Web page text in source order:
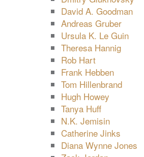
David A. Goodman
Andreas Gruber
Ursula K. Le Guin
Theresa Hannig
Rob Hart
Frank Hebben
Tom Hillenbrand
Hugh Howey
Tanya Huff
N.K. Jemisin
Catherine Jinks
Diana Wynne Jones